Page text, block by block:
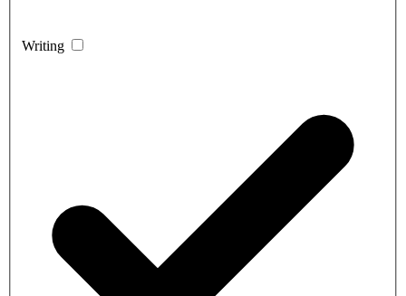
Writing